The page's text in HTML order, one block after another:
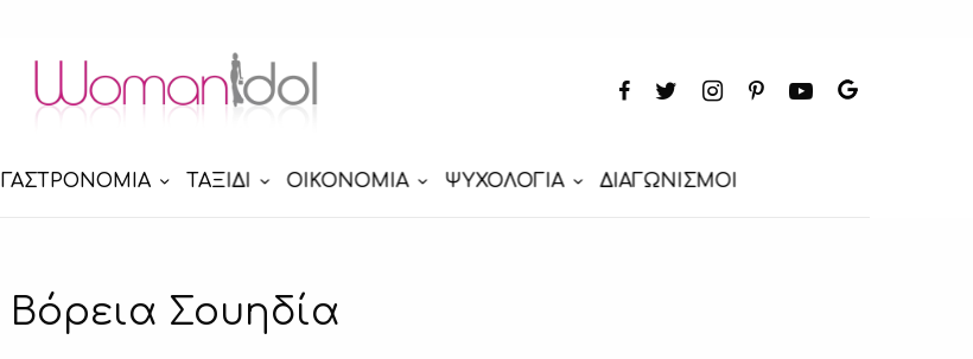
ΓΑΣΤΡΟΝΟΜΙΑ ΤΑΞΙΔΙ ΟΙΚΟΝΟΜΙΑ ΨΥΧΟΛΟΓΙΑ ΔΙΑΓΩΝΙΣΜΟΙ
Bόρεια Σουηδία